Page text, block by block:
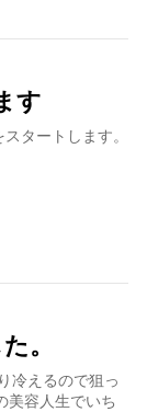
す
タートします。
。
冷えるので狙っ
美容人生でいち